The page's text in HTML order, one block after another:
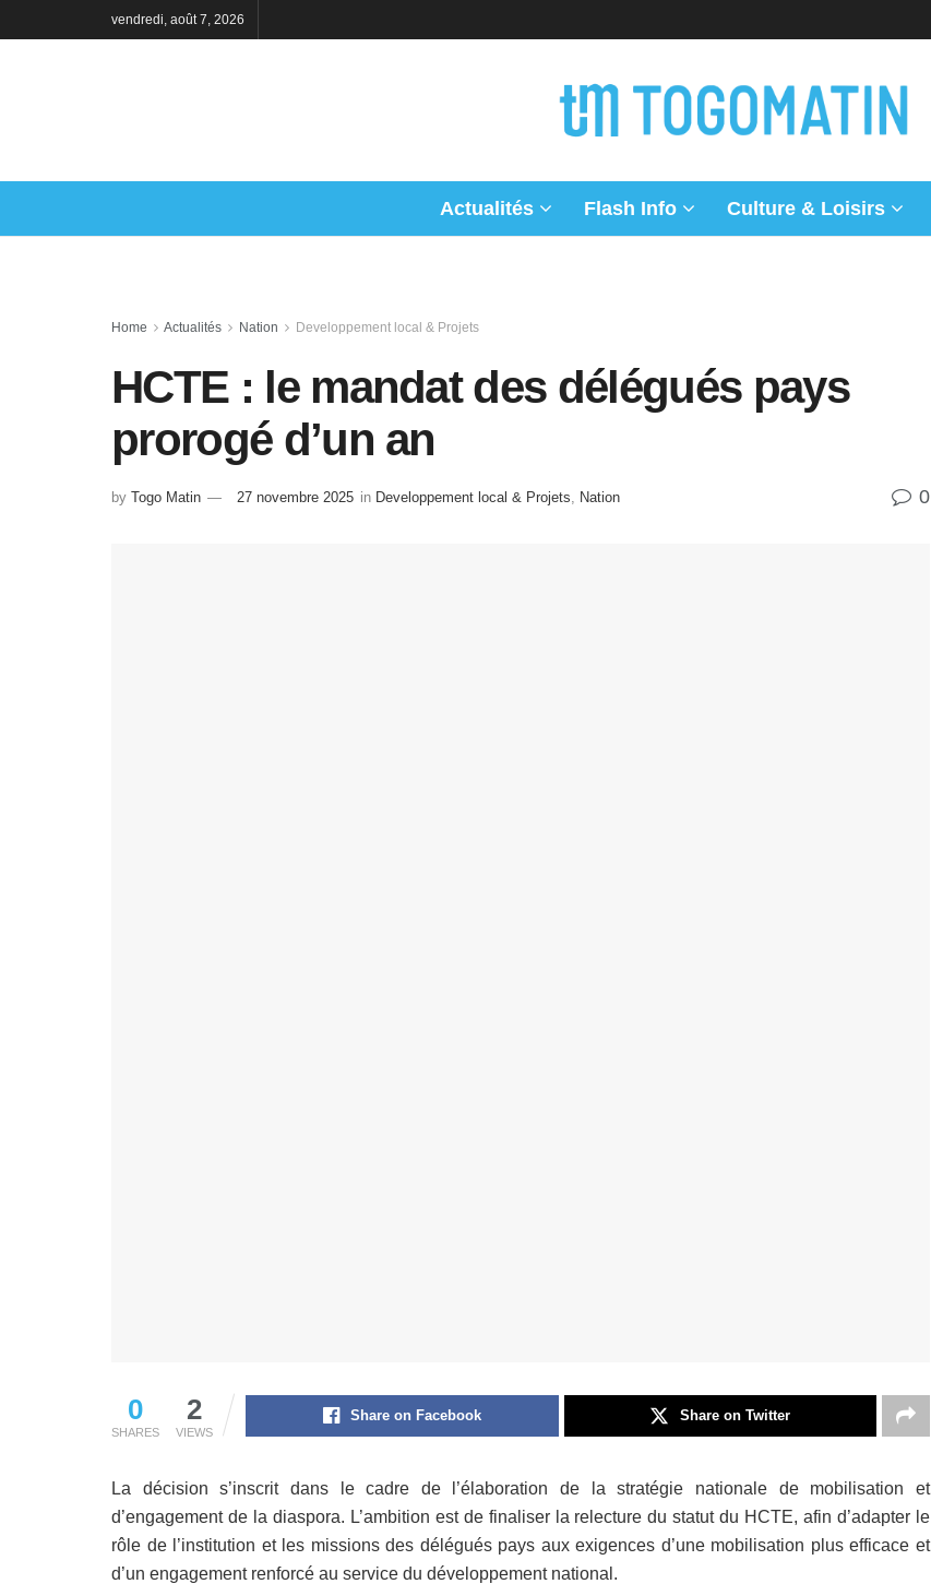
vendredi, août 7, 2026
Actualités Flash Info Culture & Loisirs
Home Actualités Nation Developpement local & Projets
HCTE : le mandat des délégués pays
prorogé d’un an
by Togo Matin 27 novembre 2025 in Developpement local & Projets Nation 0
0
SHARES
2
VIEWS
Share on Facebook Share on Twitter
La décision s’inscrit dans le cadre de l’élaboration de la stratégie nationale de mobilisation et
d’engagement de la diaspora. L’ambition est de finaliser la relecture du statut du HCTE, afin d’adapter le
rôle de l’institution et les missions des délégués pays aux exigences d’une mobilisation plus efficace et
d’un engagement renforcé au service du développement national.